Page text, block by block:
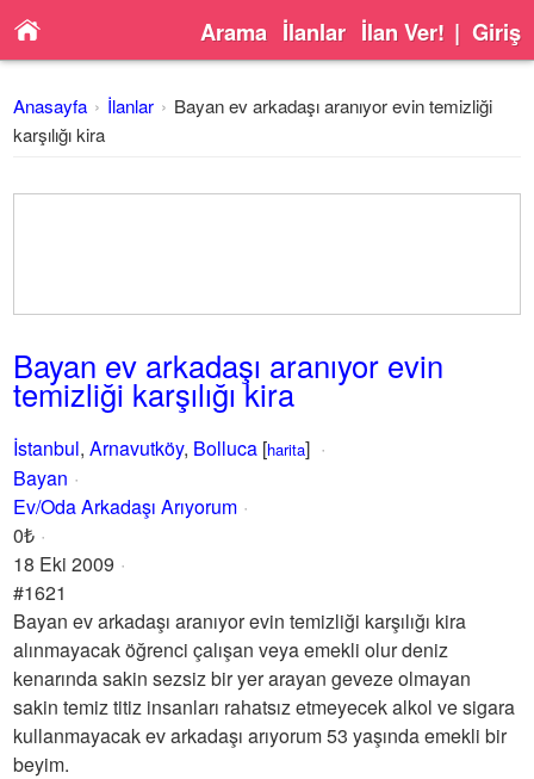
Arama İlanlar İlan Ver! | Giriş
Anasayfa İlanlar
Bayan ev arkadaşı aranıyor evin temizliği
karşılığı kira
Bayan ev arkadaşı aranıyor evin
temizliği karşılığı kira
İstanbul,Arnavutköy, Bolluca [harita]
Bayan
Ev/Oda Arkadaşı Arıyorum
0₺
18 Eki 2009
#1621
Bayan ev arkadaşı aranıyor evin temizliği karşılığı kira
alınmayacak öğrenci çalışan veya emekli olur deniz
kenarında sakin sezsiz bir yer arayan geveze olmayan
sakin temiz titiz insanları rahatsız etmeyecek alkol ve sigara
kullanmayacak ev arkadaşı arıyorum 53 yaşında emekli bir
beyim.